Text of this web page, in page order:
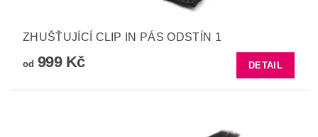
ZHUŠŤUJÍCÍ CLIP IN PÁS ODSTÍN 1
od 999 Kč DETAIL